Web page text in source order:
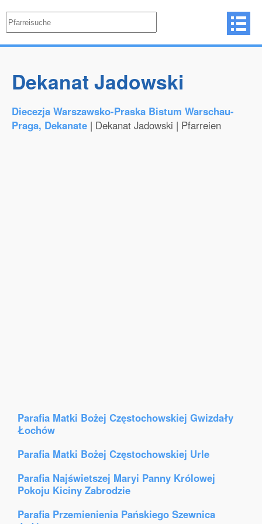
Dekanat Jadowski
Diecezja Warszawsko-Praska Bistum Warschau-
Praga, Dekanate | Dekanat Jadowski | Pfarreien
Parafia Matki Bożej Częstochowskiej Gwizdały
Łochów
Parafia Matki Bożej Częstochowskiej Urle
Parafia Najświetszej Maryi Panny Królowej
Pokoju Kiciny Zabrodzie
Parafia Przemienienia Pańskiego Szewnica